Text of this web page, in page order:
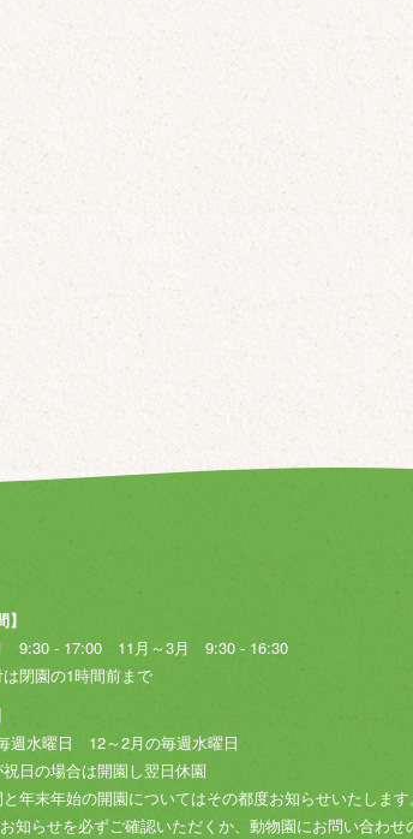
】
9:30 - 17:00 11月～3月 9:30 - 16:30
閉園の1時間前まで
週水曜日 12～2月の毎週水曜日
日の場合は開園し翌日休園
年末年始の開園についてはその都度お知らせいたします。
知らせを必ずご確認いただくか、動物園にお問い合わせ